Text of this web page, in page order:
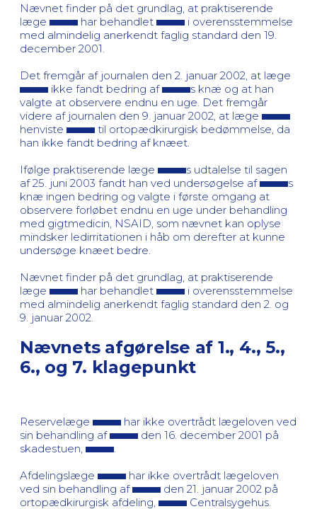
Nævnet finder på det grundlag, at praktiserende
læge
har behandlet
i overensstemmelse
med almindelig anerkendt faglig standard den 19.
december 2001.
Det fremgår af journalen den 2. januar 2002, at læge
ikke fandt bedring af
s knæ og at han
valgte at observere endnu en uge. Det fremgår
videre af journalen den 9. januar 2002, at læge
henviste
til ortopædkirurgisk bedømmelse, da
han ikke fandt bedring af knæet.
Ifølge praktiserende læge
s udtalelse til sagen
af 25. juni 2003 fandt han ved undersøgelse af
s
knæ ingen bedring og valgte i første omgang at
observere forløbet endnu en uge under behandling
med gigtmedicin, NSAID, som nævnet kan oplyse
mindsker ledirritationen i håb om derefter at kunne
undersøge knæet bedre.
Nævnet finder på det grundlag, at praktiserende
læge
har behandlet
i overensstemmelse
med almindelig anerkendt faglig standard den 2. og
9. januar 2002.
Nævnets afgørelse af 1., 4., 5.,
6., og 7. klagepunkt
Reservelæge
har ikke overtrådt lægeloven ved
sin behandling af
den 16. december 2001 på
skadestuen,
Afdelingslæge
har ikke overtrådt lægeloven
ved sin behandling af
den 21. januar 2002 på
ortopædkirurgisk afdeling,
Centralsygehus.